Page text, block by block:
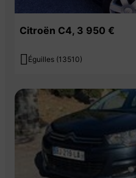
Citroën C4, 3 950 €
 Éguilles (13510)